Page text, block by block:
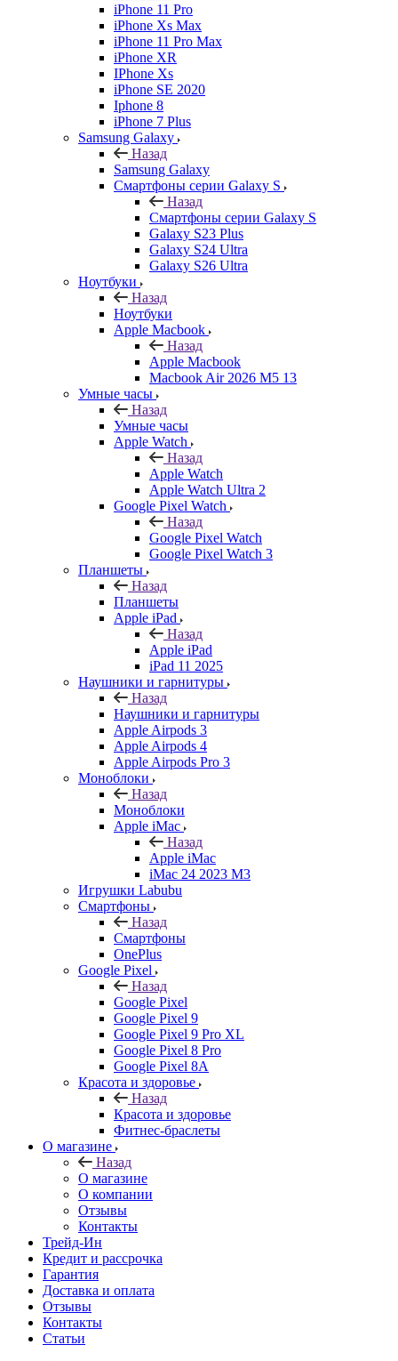
iPhone 11 Pro
iPhone Xs Max
iPhone 11 Pro Max
iPhone XR
IPhone Xs
iPhone SE 2020
Iphone 8
iPhone 7 Plus
Samsung Galaxy
Назад
Samsung Galaxy
Смартфоны серии Galaxy S
Назад
Смартфоны серии Galaxy S
Galaxy S23 Plus
Galaxy S24 Ultra
Galaxy S26 Ultra
Ноутбуки
Назад
Ноутбуки
Apple Macbook
Назад
Apple Macbook
Macbook Air 2026 M5 13
Умные часы
Назад
Умные часы
Apple Watch
Назад
Apple Watch
Apple Watch Ultra 2
Google Pixel Watch
Назад
Google Pixel Watch
Google Pixel Watch 3
Планшеты
Назад
Планшеты
Apple iPad
Назад
Apple iPad
iPad 11 2025
Наушники и гарнитуры
Назад
Наушники и гарнитуры
Apple Airpods 3
Apple Airpods 4
Apple Airpods Pro 3
Моноблоки
Назад
Моноблоки
Apple iMac
Назад
Apple iMac
iMac 24 2023 M3
Игрушки Labubu
Смартфоны
Назад
Смартфоны
OnePlus
Google Pixel
Назад
Google Pixel
Google Pixel 9
Google Pixel 9 Pro XL
Google Pixel 8 Pro
Google Pixel 8A
Красота и здоровье
Назад
Красота и здоровье
Фитнес-браслеты
О магазине
Назад
О магазине
О компании
Отзывы
Контакты
Трейд-Ин
Кредит и рассрочка
Гарантия
Доставка и оплата
Отзывы
Контакты
Статьи